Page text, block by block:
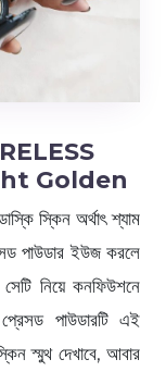
Golden
স্কিন অর্থাৎ শ্যাম
পাউডার ইউজ করলে
সেটি নিয়ে কনফিউশনে
পাউডারটি এই
স্মুথ দেখাবে, আবার